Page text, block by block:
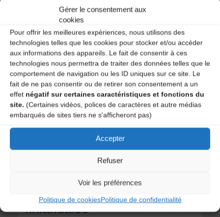
Gérer le consentement aux
cookies
Pour offrir les meilleures expériences, nous utilisons des
technologies telles que les cookies pour stocker et/ou accéder
aux informations des appareils. Le fait de consentir à ces
technologies nous permettra de traiter des données telles que le
comportement de navigation ou les ID uniques sur ce site. Le
fait de ne pas consentir ou de retirer son consentement a un
effet négatif sur certaines caractéristiques et fonctions du
site. (Certaines vidéos, polices de caractères et autre médias
embarqués de sites tiers ne s'afficheront pas)
Accepter
Refuser
Voir les préférences
Politique de cookiesPolitique de confidentialité
créé la classe, j’ai décidé d’arrêter d’y donner des
cours, notamment à cause des kilomètres que je dois
faire et d’autres projets que je veux mener dans mon
asso, chez moi. C’est plus prêt, forcément… Il y des
élèves très sympas et une bonne dynamique, une
classe de vielle à roue, avec Jean-Rémy But arrivé en
septembre 2026 en remplacement de Magali Bordat,
…
Lire l'article"Recherche
Nina Lachia – Valse lente
finlandaise